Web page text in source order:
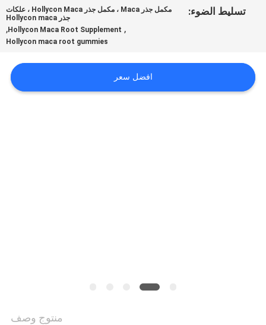
جميع
تسليط الضوء:
مكمل جذر Maca ، مكمل جذر Hollycon Maca ، علكات
جذر Hollycon maca
,
Hollycon Maca Root Supplement
,
Hollycon maca root gummies
افضل سعر
منتوج وصف